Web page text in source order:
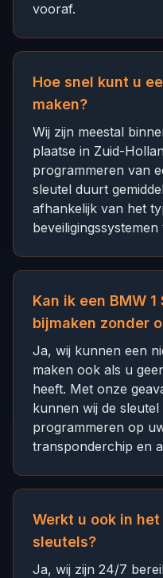
vooraf.
Hoe snel kunt u
maken?
Wij zijn meestal
plaatse in Zuid-
programmeren van
sleutel duurt
afhankelijk van het
Kan ik een BMW
bijmaken zonder
Ja, wij kunnen een
maken ook als u
heeft. Met onze
kunnen wij de
programmeren op
transponderchip en
Werkt u ook in
sleutels?
Ja, wij zijn 24/7